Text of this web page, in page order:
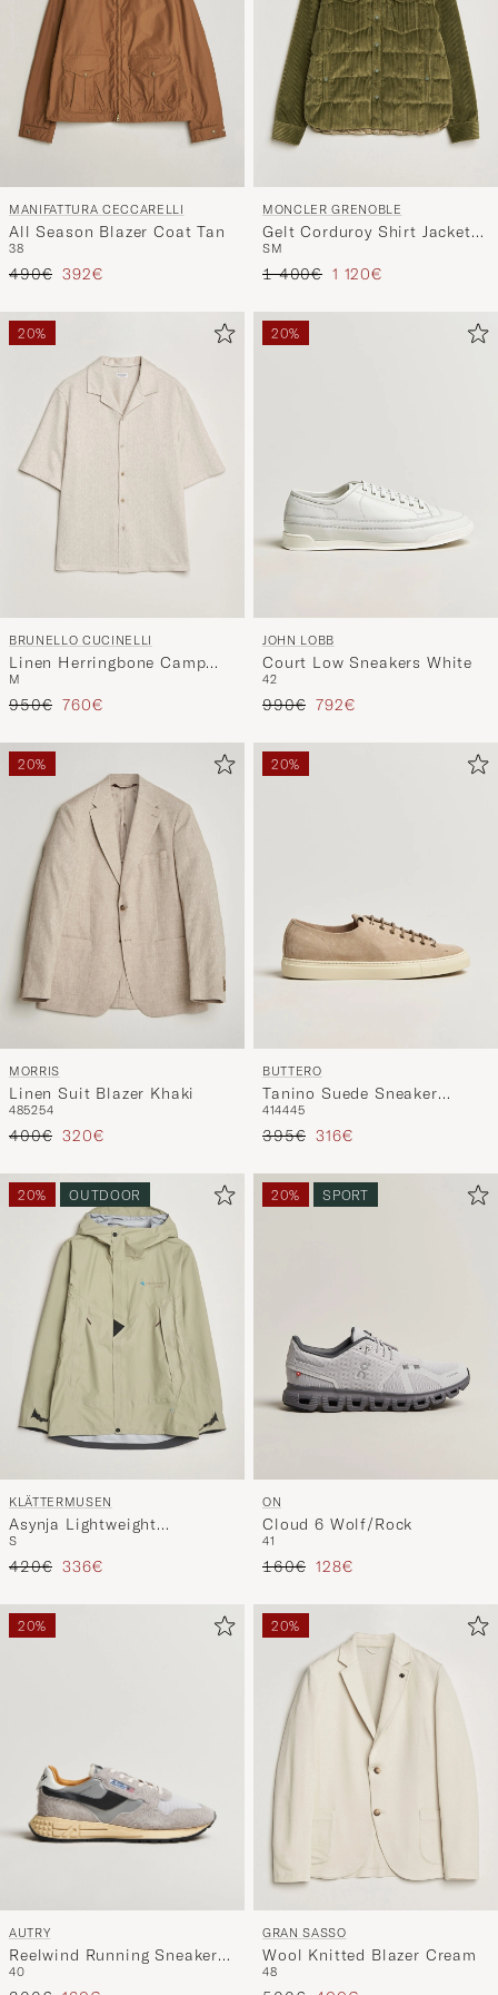
MANIFATTURA CECCARELLI
All Season Blazer Coat Tan
38
Regulärer Preis
490€ Reduzierter Preis
392€
MONCLER GRENOBLE
Gelt Corduroy Shirt Jacket
Military Green
SM
Regulärer Preis
1 400€ Reduzierter Preis
1 120€
20%
BRUNELLO CUCINELLI
Linen Herringbone Camp
Shirt Light Beige
M
Regulärer Preis
950€ Reduzierter Preis
760€
20%
JOHN LOBB
Court Low Sneakers White
42
Regulärer Preis
990€ Reduzierter Preis
792€
20%
MORRIS
Linen Suit Blazer Khaki
485254
Regulärer Preis
400€ Reduzierter Preis
320€
20%
BUTTERO
Tanino Suede Sneaker
Taupe
414445
Regulärer Preis
395€ Reduzierter Preis
316€
20% OUTDOOR
KLÄTTERMUSEN
Asynja Lightweight
Waterproof Jacket Silver
Green
S
Regulärer Preis
420€ Reduzierter Preis
336€
20% SPORT
ON
Cloud 6 Wolf/Rock
41
Regulärer Preis
160€ Reduzierter Preis
128€
20%
AUTRY
Reelwind Running Sneaker
Sand/Silver
40
20%
GRAN SASSO
Wool Knitted Blazer Cream
48